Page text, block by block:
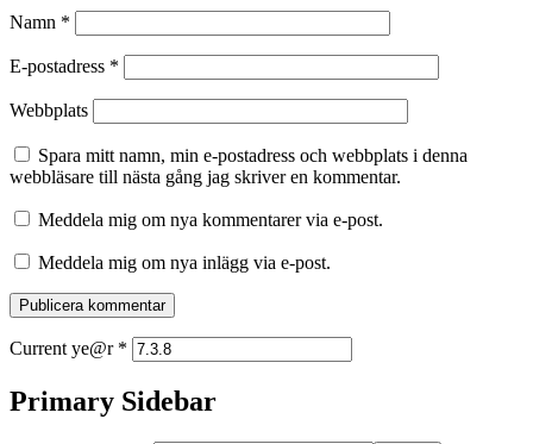
Namn *
E-postadress *
Webbplats
Spara mitt namn, min e-postadress och webbplats i denna
webbläsare till nästa gång jag skriver en kommentar.
Meddela mig om nya kommentarer via e-post.
Meddela mig om nya inlägg via e-post.
Current ye@r *
Primary Sidebar